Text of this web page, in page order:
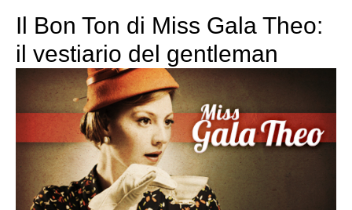
Il Bon Ton di Miss Gala Theo:
il vestiario del gentleman